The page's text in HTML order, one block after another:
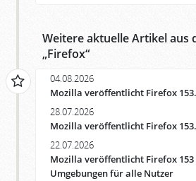
Weitere aktuelle Artikel aus
„Firefox“
04.08.2026
Mozilla veröffentlicht Firefox
28.07.2026
Mozilla veröffentlicht Firefox
22.07.2026
Mozilla veröffentlicht Firefox 153
Umgebungen für alle Nutzer